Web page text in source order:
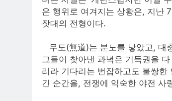
은 행위로 여겨지는 상황은, 지난
잣대의 전형이다.
무도(無道)는 분노를 낳았고, 대
그들이 찾아낸 과녁은 기득권을
리라 기다리는 번잡하고도 불쌍
긴 순간을, 전쟁에 익숙한 야전 사